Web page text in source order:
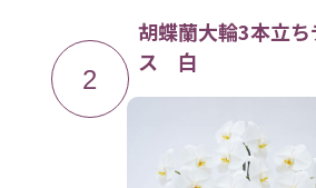
胡蝶蘭大
38,500円
お気に入り